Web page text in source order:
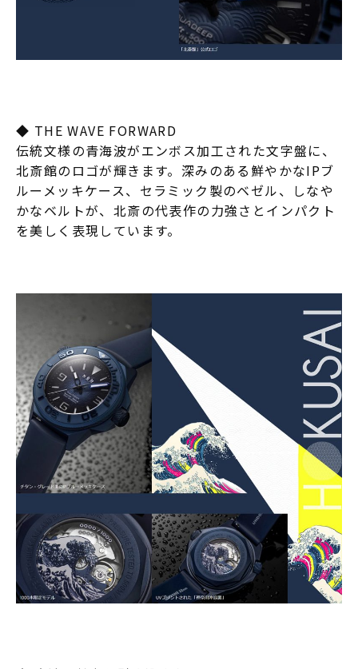
◆ THE WAVE FORWARD
伝統文様の青海波がエンボス加工された文字盤に、
北斎館のロゴが輝きます。深みのある鮮やかなIPブ
ルーメッキケース、セラミック製のベゼル、しなや
かなベルトが、北斎の代表作の力強さとインパクト
を美しく表現しています。